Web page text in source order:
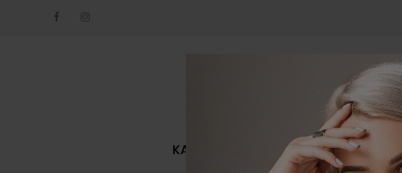
KATEGORIE NOWOŚCI